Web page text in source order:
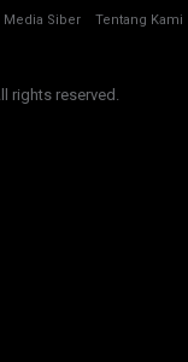
Siber
Tentang Kami
rights reserved.